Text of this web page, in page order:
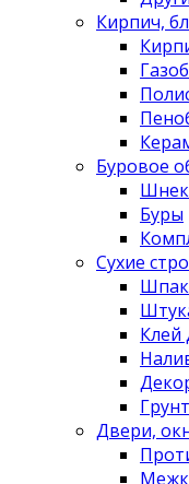
Кирпич,
Буровое
Буры
Сухие
Клей
Двери,